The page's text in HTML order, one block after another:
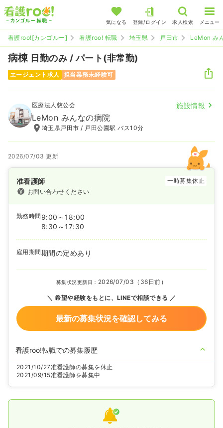
気になる 登録/ログイン 求人検索 メニュー
看護roo![カンゴルー] 看護roo! 転職 埼玉県 戸田市 LeMon み
病棟 日勤のみ / パート(非常勤)
エージェント求人 担当業務未経験可
医療法人慈公会 施設情報
LeMon みんなの病院
埼玉県戸田市 / 戸田公園駅 バス10分
2026/07/03 更新
准看護師
一時募集休止
お問い合わせください
勤務時間 9:00～18:00
8:30～17:30
雇用期間期間の定めあり
募集状況更新日： 2026/07/03（36日前）
希望や経験をもとに、LINEで相談できる
最新の募集状況を確認してみる
看護roo!転職での募集履歴
2021/10/27准看護師の募集を休止
2021/09/15准看護師を募集中